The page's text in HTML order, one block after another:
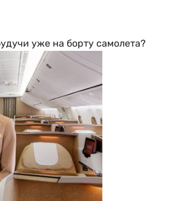
уже на борту самолета?